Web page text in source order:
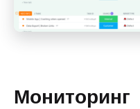
Мониторинг